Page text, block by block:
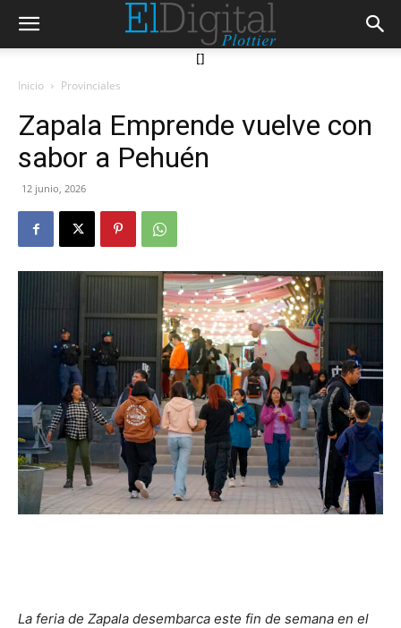
[]
Inicio Provinciales
Zapala Emprende vuelve con
sabor a Pehuén
12 junio, 2026
La feria de Zapala desembarca este fin de semana en el